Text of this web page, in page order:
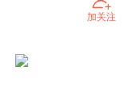
加关注